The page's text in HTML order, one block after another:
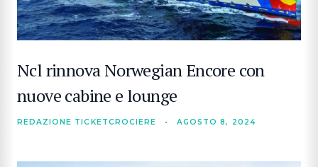
Ncl rinnova Norwegian Encore con
nuove cabine e lounge
REDAZIONE TICKETCROCIERE • AGOSTO 8, 2024